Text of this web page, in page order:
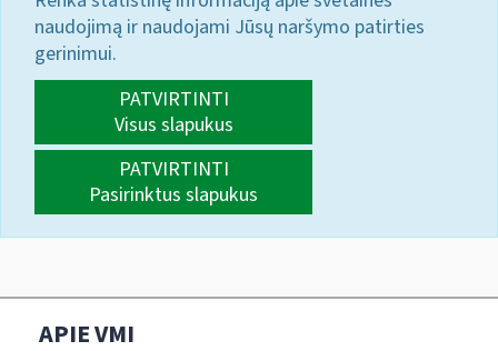
naudojimą ir naudojami Jūsų naršymo patirties
gerinimui.
PATVIRTINTI
Visus slapukus
PATVIRTINTI
Pasirinktus slapukus
APIE VMI